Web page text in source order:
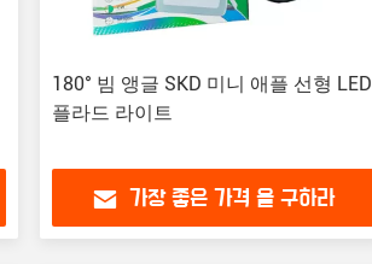
180° 빔 앵글 SKD 미니 애플 선형 LED
플라드 라이트
가장 좋은 가격 을 구하라